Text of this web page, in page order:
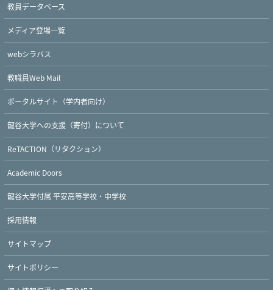
教員データベース
メディア登場一覧
webシラバス
教職員Web Mail
ポータルサイト（学内者向け）
龍谷大学への支援（寄付）について
ReTACTION（リタクション）
Academic Doors
龍谷大学付属 平安高等学校・中学校
採用情報
サイトマップ
サイトポリシー